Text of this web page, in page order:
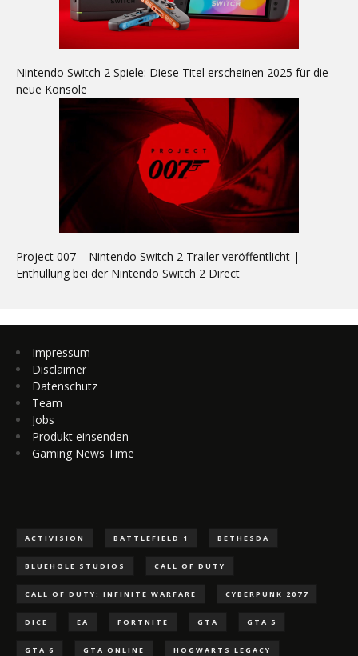
Nintendo Switch 2 Spiele: Diese Titel erscheinen 2025 für die
neue Konsole
Project 007 – Nintendo Switch 2 Trailer veröffentlicht |
Enthüllung bei der Nintendo Switch 2 Direct
Impressum
Disclaimer
Datenschutz
Team
Jobs
Produkt einsenden
Gaming News Time
ACTIVISION BATTLEFIELD 1 BETHESDA
BLUEHOLE STUDIOS CALL OF DUTY
CALL OF DUTY: INFINITE WARFARE CYBERPUNK 2077
DICE EA FORTNITE GTA GTA 5
GTA 6 GTA ONLINE HOGWARTS LEGACY